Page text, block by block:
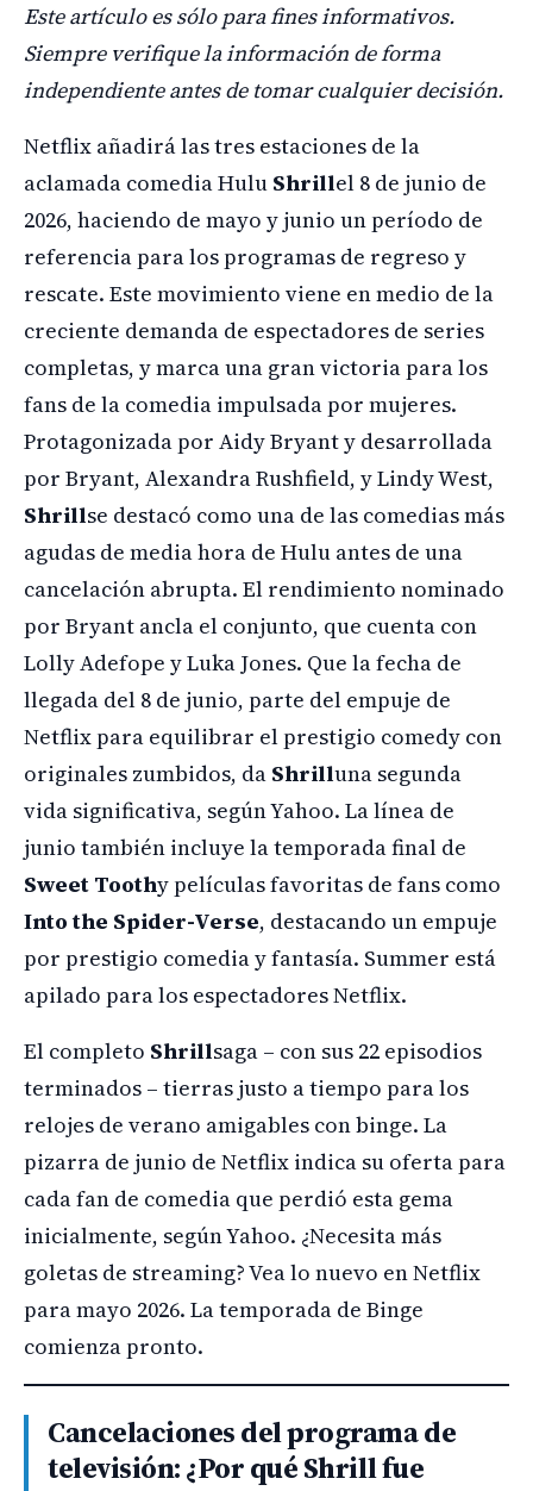
Este artículo es sólo para fines informativos.
Siempre verifique la información de forma
independiente antes de tomar cualquier decisión.
Netflix añadirá las tres estaciones de la
aclamada comedia Hulu Shrillel 8 de junio de
2026, haciendo de mayo y junio un período de
referencia para los programas de regreso y
rescate. Este movimiento viene en medio de la
creciente demanda de espectadores de series
completas, y marca una gran victoria para los
fans de la comedia impulsada por mujeres.
Protagonizada por Aidy Bryant y desarrollada
por Bryant, Alexandra Rushfield, y Lindy West,
Shrillse destacó como una de las comedias más
agudas de media hora de Hulu antes de una
cancelación abrupta. El rendimiento nominado
por Bryant ancla el conjunto, que cuenta con
Lolly Adefope y Luka Jones. Que la fecha de
llegada del 8 de junio, parte del empuje de
Netflix para equilibrar el prestigio comedy con
originales zumbidos, da Shrilluna segunda
vida significativa, según Yahoo. La línea de
junio también incluye la temporada final de
Sweet Toothy películas favoritas de fans como
Into the Spider-Verse, destacando un empuje
por prestigio comedia y fantasía. Summer está
apilado para los espectadores Netflix.
El completo Shrillsaga – con sus 22 episodios
terminados – tierras justo a tiempo para los
relojes de verano amigables con binge. La
pizarra de junio de Netflix indica su oferta para
cada fan de comedia que perdió esta gema
inicialmente, según Yahoo. ¿Necesita más
goletas de streaming? Vea lo nuevo en Netflix
para mayo 2026. La temporada de Binge
comienza pronto.
Cancelaciones del programa de
televisión: ¿Por qué Shrill fue